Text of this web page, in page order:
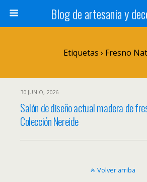
Blog de artesania y
Etiquetas › Fresno
30 JUNIO, 2026
Salón de diseño actual madera de
Colección Nereide
Volver arriba